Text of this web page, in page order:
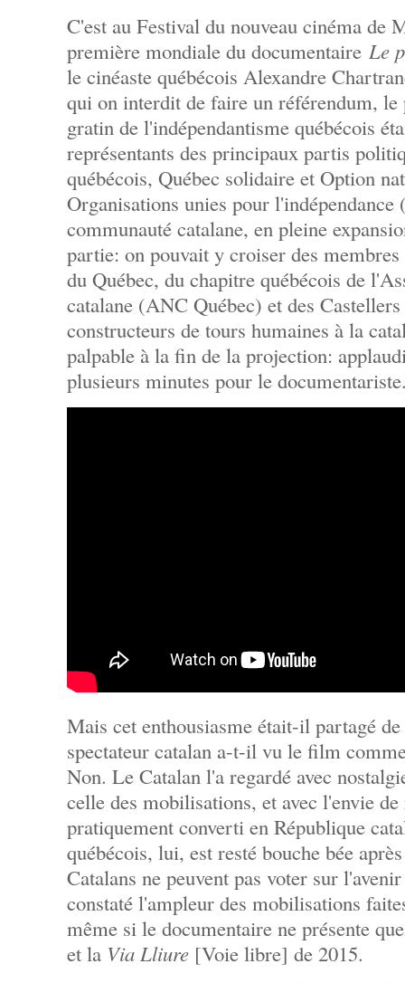
C'est au Festival du nouveau cinéma de
première mondiale du documentaire Le
le cinéaste québécois Alexandre
qui on interdit de faire un référendum, le
gratin de l'indépendantisme québécois
représentants des principaux partis
québécois, Québec solidaire et Option
Organisations unies pour
communauté catalane, en pleine
partie: on pouvait y croiser des
du Québec, du chapitre québécois de
catalane (ANC Québec) et des
constructeurs de tours humaines à la
palpable à la fin de la projection:
plusieurs minutes pour le
Mais cet enthousiasme était-il partagé
spectateur catalan a-t-il vu le film
Non. Le Catalan l'a regardé avec
celle des mobilisations, et avec l'envie
pratiquement converti en République
québécois, lui, est resté bouche bée
Catalans ne peuvent pas voter sur
constaté l'ampleur des mobilisations
même si le documentaire ne présente
et la Via Lliure [Voie libre] de 2015.